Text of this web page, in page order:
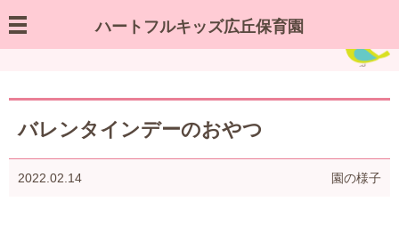
ハートフルキッズ広丘保育園
園の様子／お知らせ
バレンタインデーのおやつ
2022.02.14 園の様子